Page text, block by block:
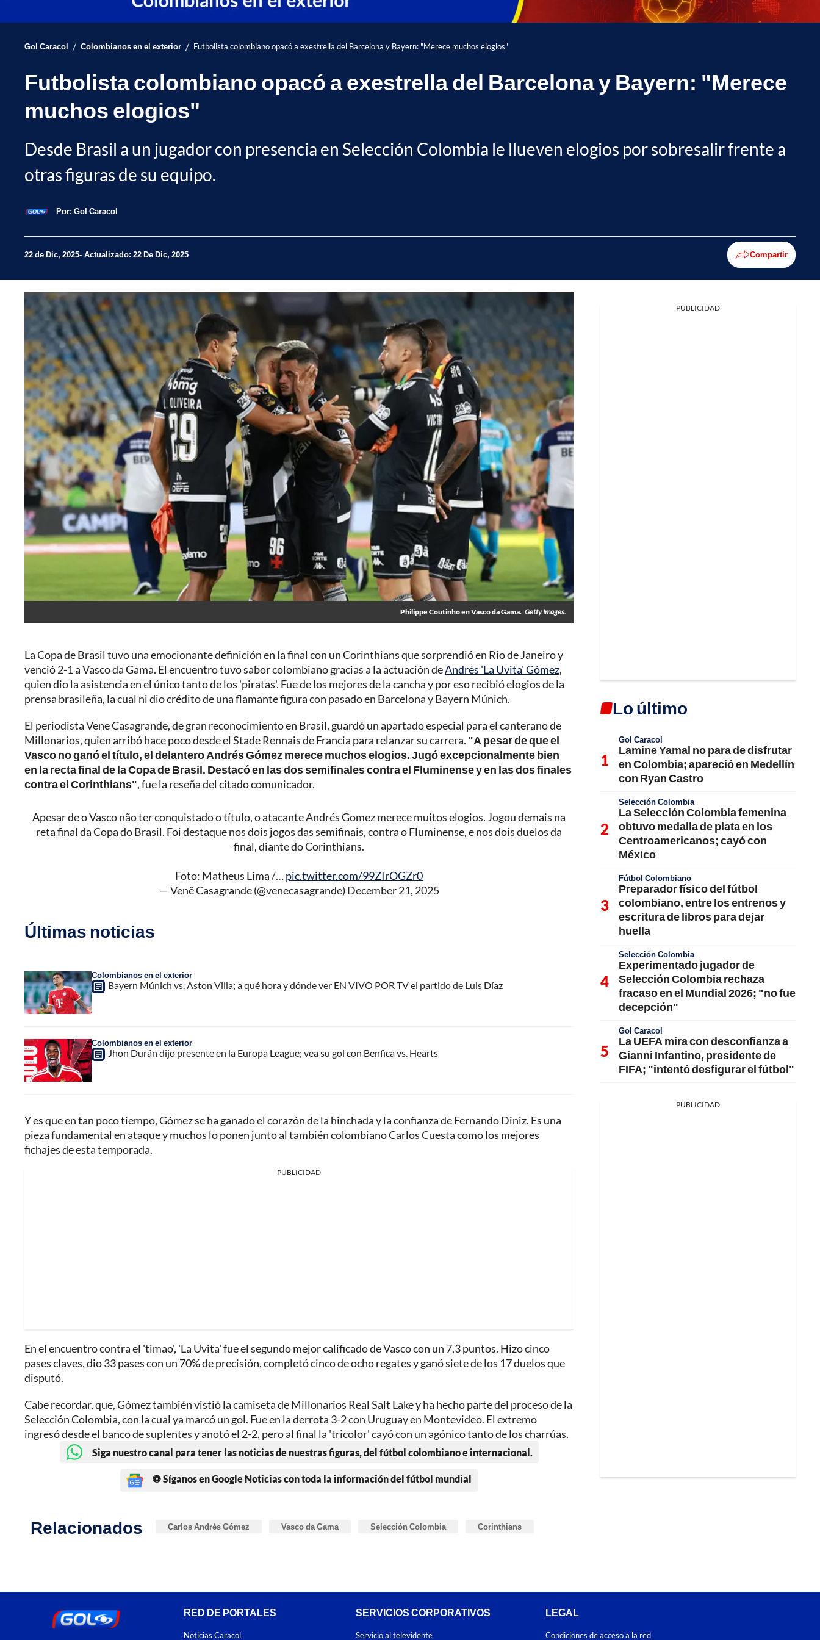
Gol Caracol / Colombianos en el exterior / Futbolista colombiano opacó a exestrella del Barcelona y Bayern: "Merece muchos elogios"
Futbolista colombiano opacó a exestrella del Barcelona y Bayern: "Merece
muchos elogios"
Desde Brasil a un jugador con presencia en Selección Colombia le llueven elogios por sobresalir frente a
otras figuras de su equipo.
Por: Gol Caracol
22 de Dic, 2025 Actualizado: 22 De Dic, 2025 Compartir
Philippe Coutinho en Vasco da Gama. Getty Images.
La Copa de Brasil tuvo una emocionante definición en la final con un Corinthians que sorprendió en Rio de Janeiro y
venció 2-1 a Vasco da Gama. El encuentro tuvo sabor colombiano gracias a la actuación deAndrés 'La Uvita' Gómez,
quien dio la asistencia en el único tanto de los 'piratas'. Fue de los mejores de la cancha y por eso recibió elogios de la
prensa brasileña, la cual ni dio crédito de una flamante figura con pasado en Barcelona y Bayern Múnich.
El periodista Vene Casagrande, de gran reconocimiento en Brasil, guardó un apartado especial para el canterano de
Millonarios, quien arribó hace poco desde el Stade Rennais de Francia para relanzar su carrera. "A pesar de que el
Vasco no ganó el título, el delantero Andrés Gómez merece muchos elogios. Jugó excepcionalmente bien
en la recta final de la Copa de Brasil. Destacó en las dos semifinales contra el Fluminense y en las dos finales
contra el Corinthians", fue la reseña del citado comunicador.
Apesar de o Vasco não ter conquistado o título, o atacante Andrés Gomez merece muitos elogios. Jogou demais na
reta final da Copa do Brasil. Foi destaque nos dois jogos das semifinais, contra o Fluminense, e nos dois duelos da
final, diante do Corinthians.
Foto: Matheus Lima /…pic.twitter.com/99ZIrOGZr0
— Venê Casagrande (@venecasagrande) December 21, 2025
Últimas noticias
Colombianos en el exterior
Bayern Múnich vs. Aston Villa; a qué hora y dónde ver EN VIVO POR TV el partido de Luis Díaz
Colombianos en el exterior
Jhon Durán dijo presente en la Europa League; vea su gol con Benfica vs. Hearts
Y es que en tan poco tiempo, Gómez se ha ganado el corazón de la hinchada y la confianza de Fernando Diniz. Es una
pieza fundamental en ataque y muchos lo ponen junto al también colombiano Carlos Cuesta como los mejores
fichajes de esta temporada.
PUBLICIDAD
En el encuentro contra el 'timao', 'La Uvita' fue el segundo mejor calificado de Vasco con un 7,3 puntos. Hizo cinco
pases claves, dio 33 pases con un 70% de precisión, completó cinco de ocho regates y ganó siete de los 17 duelos que
disputó.
Cabe recordar, que, Gómez también vistió la camiseta de Millonarios Real Salt Lake y ha hecho parte del proceso de la
Selección Colombia, con la cual ya marcó un gol. Fue en la derrota 3-2 con Uruguay en Montevideo. El extremo
ingresó desde el banco de suplentes y anotó el 2-2, pero al final la 'tricolor' cayó con un agónico tanto de los charrúas.
Siga nuestro canal para tener las noticias de nuestras figuras, del fútbol colombiano e internacional.
⚽ Síganos en Google Noticias con toda la información del fútbol mundial
Relacionados Carlos Andrés Gómez Vasco da Gama Selección Colombia Corinthians
PUBLICIDAD
Lo último
Gol Caracol
Lamine Yamal no para de disfrutar
en Colombia; apareció en Medellín
con Ryan Castro
Selección Colombia
La Selección Colombia femenina
obtuvo medalla de plata en los
Centroamericanos; cayó con
México
Fútbol Colombiano
Preparador físico del fútbol
colombiano, entre los entrenos y
escritura de libros para dejar
huella
Selección Colombia
Experimentado jugador de
Selección Colombia rechaza
fracaso en el Mundial 2026; "no fue
decepción"
Gol Caracol
La UEFA mira con desconfianza a
Gianni Infantino, presidente de
FIFA; "intentó desfigurar el fútbol"
PUBLICIDAD
RED DE PORTALES
Noticias Caracol
SERVICIOS CORPORATIVOS
Servicio al televidente
LEGAL
Condiciones de acceso a la red